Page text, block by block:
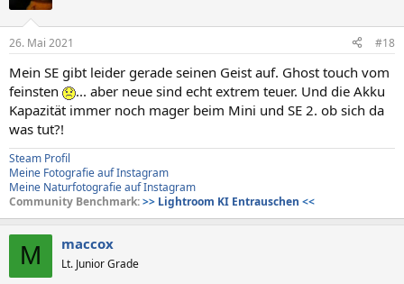
e
:
26. Mai 2021 #18
Mein SE gibt leider gerade seinen Geist auf. Ghost touch vom
feinsten
... aber neue sind echt extrem teuer. Und die Akku
Kapazität immer noch mager beim Mini und SE 2. ob sich da
was tut?!
Steam Profil
Meine Fotografie auf Instagram
Meine Naturfotografie auf Instagram
Community Benchmark:>> Lightroom KI Entrauschen <<
M maccox
Lt. Junior Grade